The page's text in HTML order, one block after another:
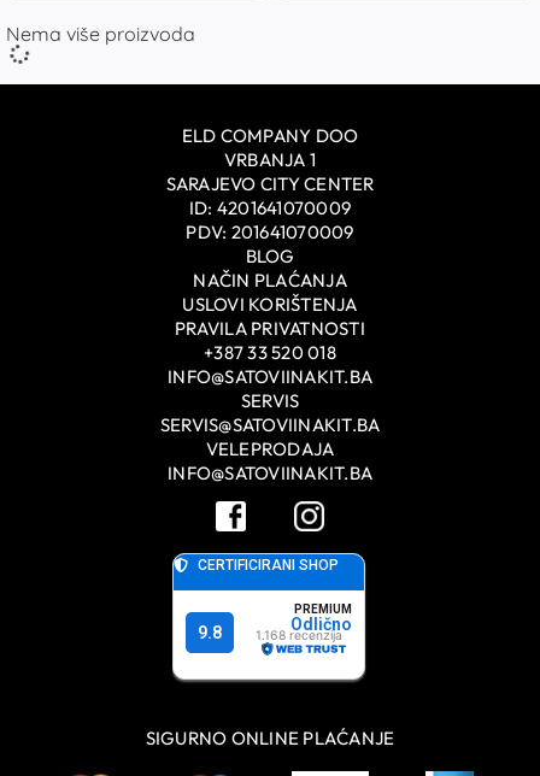
Nema više proizvoda
ELD COMPANY DOO
VRBANJA 1
SARAJEVO CITY CENTER
ID: 4201641070009
PDV: 201641070009
BLOG
NAČIN PLAĆANJA
USLOVI KORIŠTENJA
PRAVILA PRIVATNOSTI
+387 33 520 018
INFO@SATOVIINAKIT.BA
SERVIS
SERVIS@SATOVIINAKIT.BA
VELEPRODAJA
INFO@SATOVIINAKIT.BA
SIGURNO ONLINE PLAĆANJE